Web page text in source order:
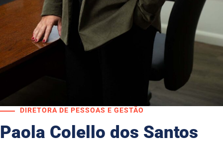
DIRETORA DE PESSOAS E GESTÃO
Paola Colello dos Santos